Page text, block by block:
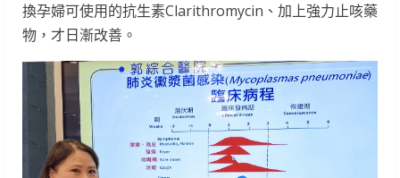
換孕婦可使用的抗生素Clarithromycin、加上強力止咳藥
物，才日漸改善。